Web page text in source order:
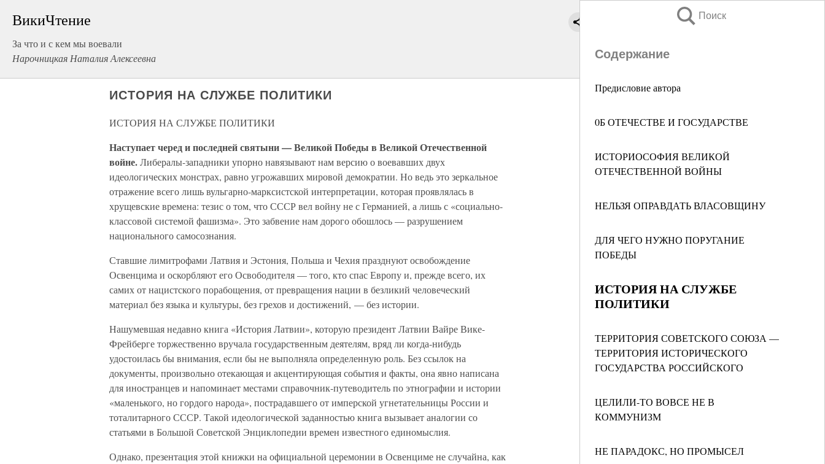
ВикиЧтение
За что и с кем мы воевали
Нарочницкая Наталия Алексеевна
Поиск
Содержание
Предисловие автора
0Б ОТЕЧЕСТВЕ И ГОСУДАРСТВЕ
ИСТОРИОСОФИЯ ВЕЛИКОЙ
ОТЕЧЕСТВЕННОЙ ВОЙНЫ
НЕЛЬЗЯ ОПРАВДАТЬ ВЛАСОВЩИНУ
ДЛЯ ЧЕГО НУЖНО ПОРУГАНИЕ
ПОБЕДЫ
ИСТОРИЯ НА СЛУЖБЕ
ПОЛИТИКИ
ТЕРРИТОРИЯ СОВЕТСКОГО СОЮЗА —
ТЕРРИТОРИЯ ИСТОРИЧЕСКОГО
ГОСУДАРСТВА РОССИЙСКОГО
ЦЕЛИЛИ-ТО ВОВСЕ НЕ В
КОММУНИЗМ
НЕ ПАРАДОКС, НО ПРОМЫСЕЛ
ИСТОРИЯ НА СЛУЖБЕ ПОЛИТИКИ
ИСТОРИЯ НА СЛУЖБЕ ПОЛИТИКИ
Наступает черед и последней святыни — Великой Победы в Великой Отечественной
войне.Либералы-западники упорно навязывают нам версию о воевавших двух
идеологических монстрах, равно угрожавших мировой демократии. Но ведь это зеркальное
отражение всего лишь вульгарно-марксистской интерпретации, которая проявлялась в
хрущевские времена: тезис о том, что СССР вел войну не с Германией, а лишь с «социально-
классовой системой фашизма». Это забвение нам дорого обошлось — разрушением
национального самосознания.
Ставшие лимитрофами Латвия и Эстония, Польша и Чехия празднуют освобождение
Освенцима и оскорбляют его Освободителя — того, кто спас Европу и, прежде всего, их
самих от нацистского порабощения, от превращения нации в безликий человеческий
материал без языка и культуры, без грехов и достижений, — без истории.
Нашумевшая недавно книга «История Латвии», которую президент Латвии Вайре Вике-
Фрейберге торжественно вручала государственным деятелям, вряд ли когда-нибудь
удостоилась бы внимания, если бы не выполняла определенную роль. Без ссылок на
документы, произвольно отекающая и акцентирующая события и факты, она явно написана
для иностранцев и напоминает местами справочник-путеводитель по этнографии и истории
«маленького, но гордого народа», пострадавшего от имперской угнетательницы России и
тоталитарного СССР. Такой идеологической заданностью книга вызывает аналогии со
статьями в Большой Советской Энциклопедии времен известного единомыслия.
Однако, презентация этой книжки на официальной церемонии в Освенциме не случайна, как